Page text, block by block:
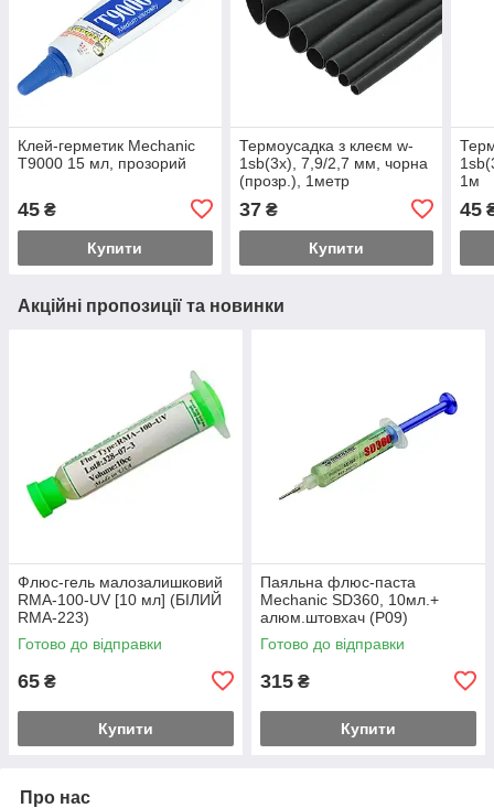
Клей-герметик Mechanic
T9000 15 мл, прозорий
45 ₴
Купити
Термоусадка з клеєм w-
1sb(3x), 7,9/2,7 мм, чорна
(прозр.), 1метр
37₴
Купити
1м
45
Акційні пропозиції та новинки
Флюс-гель малозалишковий
RMA-100-UV [10 мл] (БІЛИЙ
RMA-223)
Готово до відправки
65 ₴
Купити
Паяльна флюс-паста
Mechanic SD360, 10мл.+
алюм.штовхач (Р09)
Готово до відправки
315 ₴
Купити
Про нас